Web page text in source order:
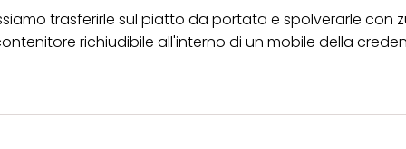
trasferirle sul piatto da portata e spolverarle con
richiudibile all'interno di un mobile della